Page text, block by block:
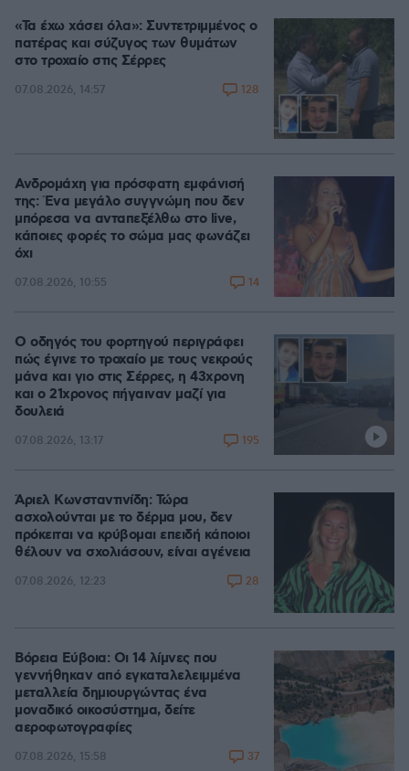
«Τα έχω χάσει όλα»: Συντετριμμένος ο
πατέρας και σύζυγος των θυμάτων
στο τροχαίο στις Σέρρες
07.08.2026, 14:57 128
Ανδρομάχη για πρόσφατη εμφάνισή
της: Ένα μεγάλο συγγνώμη που δεν
μπόρεσα να ανταπεξέλθω στο live,
κάποιες φορές το σώμα μας φωνάζει
όχι
07.08.2026, 10:55 14
Ο οδηγός του φορτηγού περιγράφει
πώς έγινε το τροχαίο με τους νεκρούς
μάνα και γιο στις Σέρρες, η 43χρονη
και ο 21χρονος πήγαιναν μαζί για
δουλειά
07.08.2026, 13:17 195
Άριελ Κωνσταντινίδη: Τώρα
ασχολούνται με το δέρμα μου, δεν
πρόκειται να κρύβομαι επειδή κάποιοι
θέλουν να σχολιάσουν, είναι αγένεια
07.08.2026, 12:23 28
Βόρεια Εύβοια: Οι 14 λίμνες που
γεννήθηκαν από εγκαταλελειμμένα
μεταλλεία δημιουργώντας ένα
μοναδικό οικοσύστημα, δείτε
αεροφωτογραφίες
07.08.2026, 15:58 37